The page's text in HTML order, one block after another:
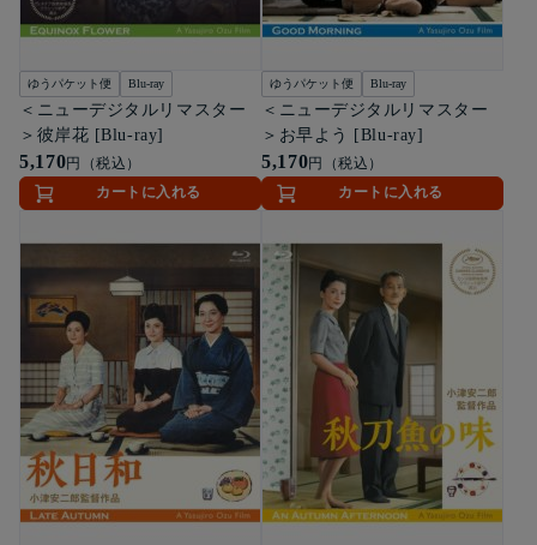
ゆうパケット便 Blu-ray
＜ニューデジタルリマスター
＞彼岸花 [Blu-ray]
5,170円（税込）
カートに入れる
ゆうパケット便 Blu-ray
＜ニューデジタルリマスター
＞お早よう [Blu-ray]
5,170円（税込）
カートに入れる